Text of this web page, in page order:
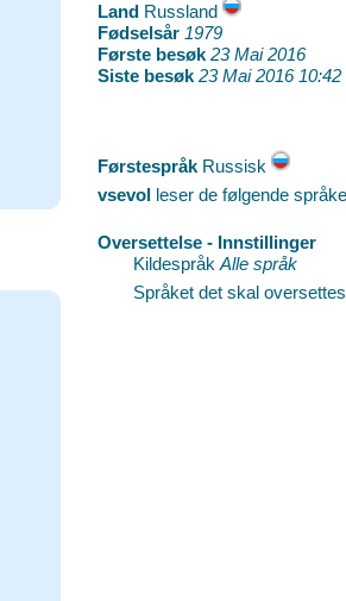
Land ‎Russland
Fødselsår 1979
Første besøk 23 Mai 2016
Siste besøk 23 Mai 2016 10:42
Førstespråk ‎Russisk
vsevol leser de følgende
Oversettelse - Innstillinger
Kildespråk Alle språk
Språket det skal